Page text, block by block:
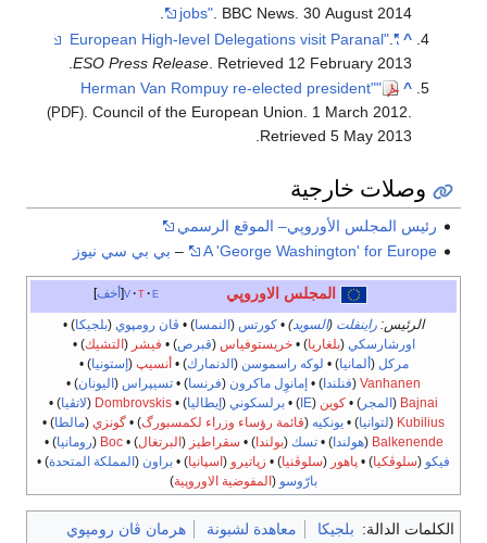
jobs". BBC News. 30 August 2014.
^
"European High-level Delegations visit Paranal"
.
ESO Press Release . Retrieved 12 February 2013
.
^
"Herman Van Rompuy re-elected president"
(PDF) . Council of the European Union. 1 March 2012
Retrieved5 May 2013
وصلات خارجية
رئيس المجلس الأوروپي– الموقع الرسمي
A 'George Washington' for Europe
– بي بي سي نيوز
أخف v t e المجلس الاوروپي
الرئيس: راينفلت (السويد)
• كورتس ( النمسا) • ڤان رومپوي (بلجيكا) •
اورشارسكي (بلغاريا) •خريستوفياس (قبرص) • فيشر ( التشيك) •
مركل ( ألمانيا) • لوكه راسموسن ( الدنمارك) • أنسيپ ( إستونيا) •
Vanhanen
(فنلندا ) • إمانوِل ماكرون (فرنسا) • تسيپراس ( اليونان) •
Bajnai
( المجر ) • كوين (
IE
) • برلسكوني ( إيطاليا) •
Dombrovskis
(لاتڤيا) •
Kubilius
(لتوانيا) • يونكيه (قائمة رؤساء وزراء لكمسبورگ) • گونزي (مالطا) •
Balkenende
(هولندا) •تسك (بولندا) • سقراطيز ( البرتغال) •
Boc
(رومانيا) •
فيكو (سلوڤكيا) • پاهور (سلوڤنيا) • زپاتيرو ( اسپانيا) • براون ( المملكة المتحدة) •
بارّوسو ( المفوضية الاوروپية)
الكلمات الدالة: بلجيكا معاهدة لشبونة
هرمان ڤان رومپوي